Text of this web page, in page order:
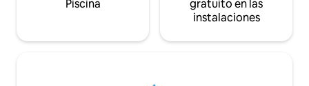
Piscina
gratuito en las
instalaciones